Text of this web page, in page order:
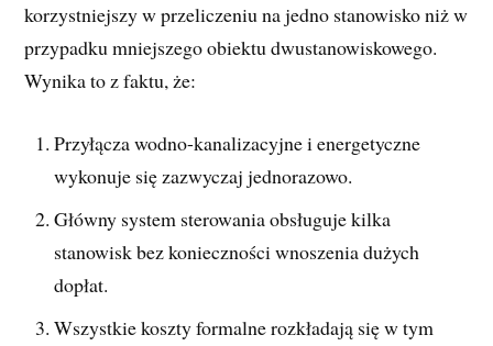
korzystniejszy w przeliczeniu na jedno stanowisko niż w
przypadku mniejszego obiektu dwustanowiskowego.
Wynika to z faktu, że:
Przyłącza wodno-kanalizacyjne i energetyczne
wykonuje się zazwyczaj jednorazowo.
Główny system sterowania obsługuje kilka
stanowisk bez konieczności wnoszenia dużych
dopłat.
Wszystkie koszty formalne rozkładają się w tym